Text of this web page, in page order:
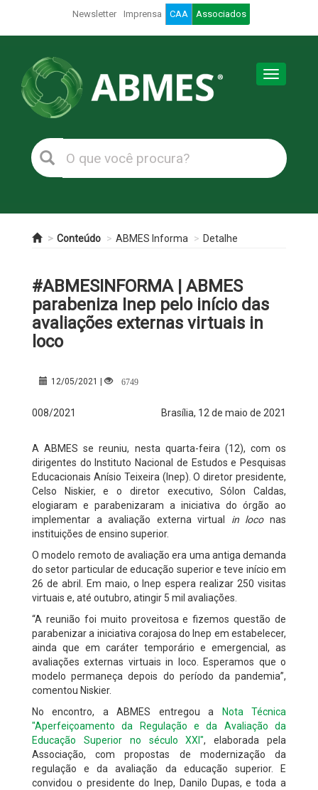
Newsletter Imprensa CAA Associados
Toggle
Conteúdo ABMES Informa Detalhe
#ABMESINFORMA | ABMES
parabeniza Inep pelo início das
avaliações externas virtuais in
loco
12/05/2021 | 6749
008/2021 Brasília, 12 de maio de 2021
A ABMES se reuniu, nesta quarta-feira (12), com os
dirigentes do Instituto Nacional de Estudos e Pesquisas
Educacionais Anísio Teixeira (Inep). O diretor presidente,
Celso Niskier, e o diretor executivo, Sólon Caldas,
elogiaram e parabenizaram a iniciativa do órgão ao
implementar a avaliação externa virtual in loconas
instituições de ensino superior.
O modelo remoto de avaliação era uma antiga demanda
do setor particular de educação superior e teve início em
26 de abril. Em maio, o Inep espera realizar 250 visitas
virtuais e, até outubro, atingir 5 mil avaliações.
“A reunião foi muito proveitosa e fizemos questão de
parabenizar a iniciativa corajosa do Inep em estabelecer,
ainda que em caráter temporário e emergencial, as
avaliações externas virtuais in loco. Esperamos que o
modelo permaneça depois do período da pandemia”,
comentou Niskier.
No encontro, a ABMES entregou a
Nota Técnica
"Aperfeiçoamento da Regulação e da Avaliação da
Educação Superior no século XXI", elaborada pela
Associação, com propostas de modernização da
regulação e da avaliação da educação superior. E
convidou o presidente do Inep, Danilo Dupas, e toda a